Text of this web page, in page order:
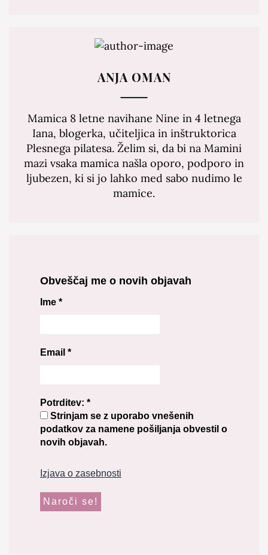
ANJA OMAN
Mamica 8 letne navihane Nine in 4 letnega
Iana, blogerka, učiteljica in inštruktorica
Plesnega pilatesa. Želim si, da bi na Mamini
mazi vsaka mamica našla oporo, podporo in
ljubezen, ki si jo lahko med sabo nudimo le
mamice.
Obveščaj me o novih objavah
Ime *
Email *
Potrditev: *
Strinjam se z uporabo vnešenih
podatkov za namene pošiljanja obvestil o
novih objavah.
Izjava o zasebnosti